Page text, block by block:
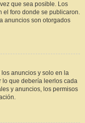
que sea posible. Los
el foro donde se publicaron.
anuncios son otorgados
anuncios y solo en la
lo que debería leerlos cada
y anuncios, los permisos